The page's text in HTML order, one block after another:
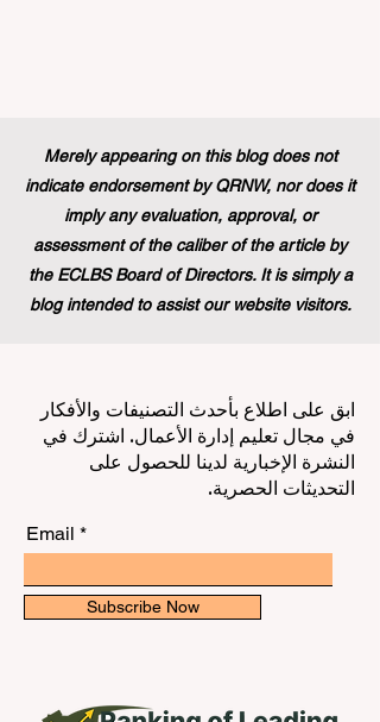
Merely appearing on this blog does not
indicate endorsement by QRNW, nor does it
imply any evaluation, approval, or
assessment of the caliber of the article by
the ECLBS Board of Directors. It is simply a
blog intended to assist our website visitors.
ابق على اطلاع بأحدث التصنيفات والأفكار
في مجال تعليم إدارة الأعمال. اشترك في
النشرة الإخبارية لدينا للحصول على
التحديثات الحصرية.
Email
Subscribe Now